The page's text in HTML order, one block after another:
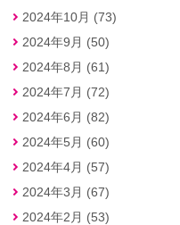
2024年10月 (73)
2024年9月 (50)
2024年8月 (61)
2024年7月 (72)
2024年6月 (82)
2024年5月 (60)
2024年4月 (57)
2024年3月 (67)
2024年2月 (53)